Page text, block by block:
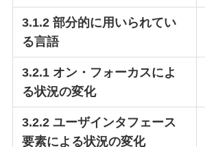
3.1.2 部分的に用いられてい
る言語
3.2.1 オン・フォーカスによ
る状況の変化
3.2.2 ユーザインタフェース
要素による状況の変化